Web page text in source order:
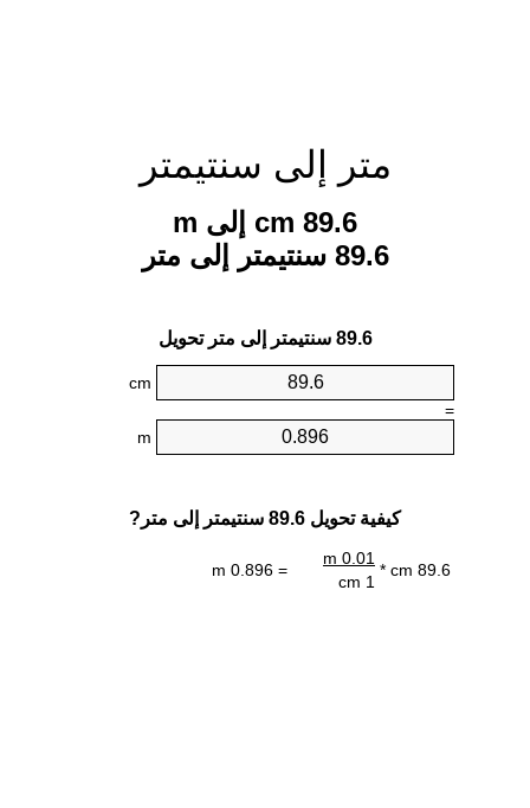
متر إلى سنتيمتر
89.6 cm إلى m
89.6 سنتيمتر إلى متر
89.6 سنتيمتر إلى متر تحويل
cm
=
m
كيفية تحويل 89.6 سنتيمتر إلى متر?
89.6 cm *
0.01 m
= 0.896 m
1 cm